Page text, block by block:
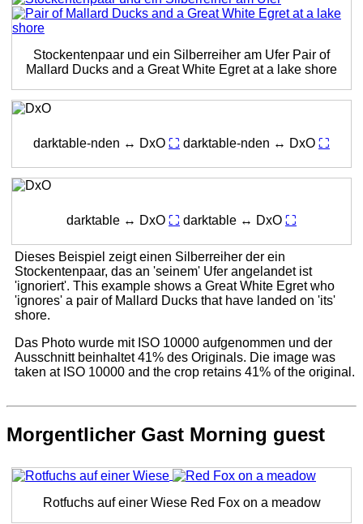
Stockentenpaar und ein Silberreiher am Ufer Pair of
Mallard Ducks and a Great White Egret at a lake shore
darktable-nden ↔ DxO ⛶ darktable-nden ↔ DxO ⛶
darktable ↔ DxO ⛶ darktable ↔ DxO ⛶
Dieses Beispiel zeigt einen Silberreiher der ein
Stockentenpaar, das an 'seinem' Ufer angelandet ist
'ignoriert'. This example shows a Great White Egret who
'ignores' a pair of Mallard Ducks that have landed on 'its'
shore.
Das Photo wurde mit ISO 10000 aufgenommen und der
Ausschnitt beinhaltet 41% des Originals. Die image was
taken at ISO 10000 and the crop retains 41% of the original.
Morgentlicher Gast Morning guest
Rotfuchs auf einer Wiese Red Fox on a meadow